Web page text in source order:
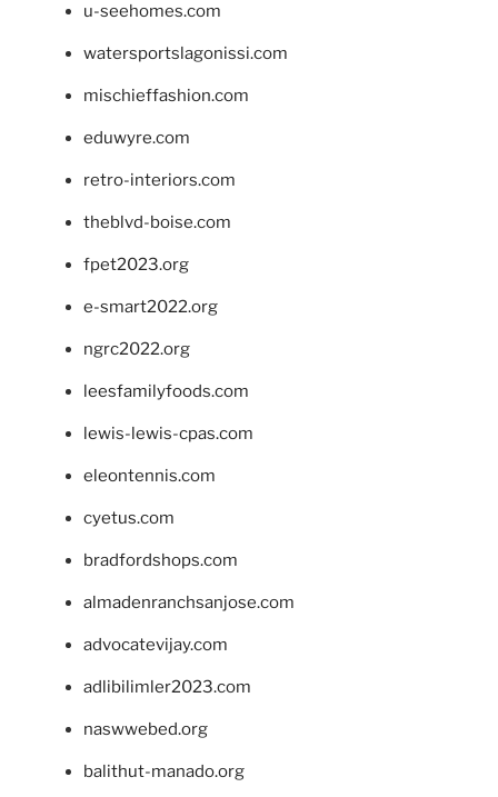
u-seehomes.com
watersportslagonissi.com
mischieffashion.com
eduwyre.com
retro-interiors.com
theblvd-boise.com
fpet2023.org
e-smart2022.org
ngrc2022.org
leesfamilyfoods.com
lewis-lewis-cpas.com
eleontennis.com
cyetus.com
bradfordshops.com
almadenranchsanjose.com
advocatevijay.com
adlibilimler2023.com
naswwebed.org
balithut-manado.org